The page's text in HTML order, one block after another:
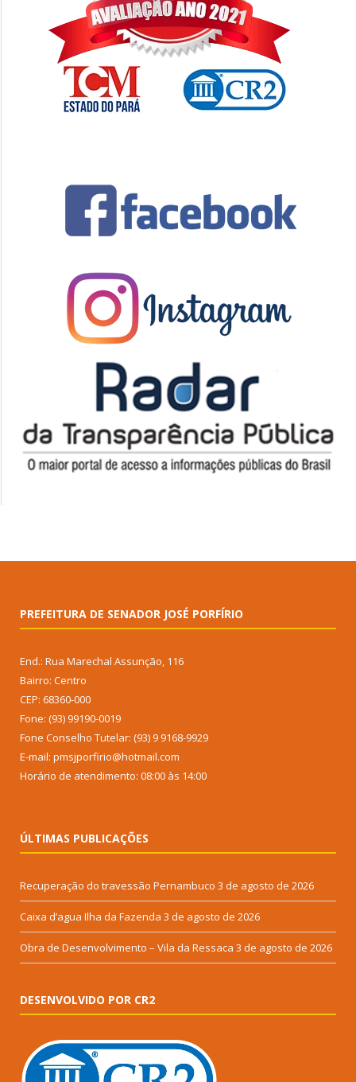
PREFEITURA DE SENADOR JOSÉ PORFÍRIO
End.: Rua Marechal Assunção, 116
Bairro: Centro
CEP: 68360-000
Fone: (93) 99190-0019
Fone Conselho Tutelar: (93) 9 9168-9929
E-mail: pmsjporfirio@hotmail.com
Horário de atendimento: 08:00 às 14:00
ÚLTIMAS PUBLICAÇÕES
Recuperação do travessão Pernambuco 3 de agosto de 2026
Caixa d’agua Ilha da Fazenda 3 de agosto de 2026
Obra de Desenvolvimento – Vila da Ressaca 3 de agosto de 2026
DESENVOLVIDO POR CR2